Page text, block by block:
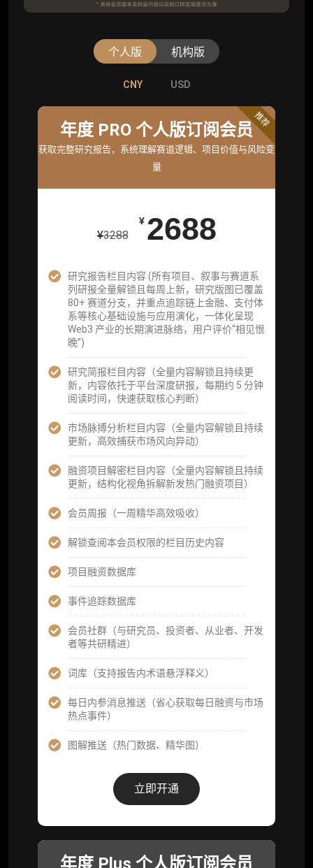
个人版 机构版
CNY USD
年度 PRO 个人版订阅会员
获取完整研究报告，系统理解赛道逻辑、项目价值与风险变
量
¥3288
¥ 2688
研究报告栏目内容 (所有项目、叙事与赛道系
列研报全量解锁且每周上新，研究版图已覆盖
80+ 赛道分支，并重点追踪链上金融、支付体
系等核心基础设施与应用演化，一体化呈现
Web3 产业的长期演进脉络，用户评价“相见恨
晚”)
研究简报栏目内容（全量内容解锁且持续更
新，内容依托于平台深度研报，每期约 5 分钟
阅读时间，快速获取核心判断）
市场脉搏分析栏目内容（全量内容解锁且持续
更新，高效捕获市场风向异动）
融资项目解密栏目内容（全量内容解锁且持续
更新，结构化视角拆解新发热门融资项目）
会员周报（一周精华高效吸收）
解锁查阅本会员权限的栏目历史内容
项目融资数据库
事件追踪数据库
会员社群（与研究员、投资者、从业者、开发
者等共研精进）
词库（支持报告内术语悬浮释义）
每日内参消息推送（省心获取每日融资与市场
热点事件）
图解推送（热门数据、精华图）
立即开通
推荐
年度 Plus 个人版订阅会员
CNY USD
机构标准年度服务会员
获取机构级研究与基础服务
26800
服)
机构增强研究包（在每期研报基础上，进一步
提供一页纸格局图、机构视角附录、结构化数
据集与定向持续追踪数据库，将研报内容沉淀
为可复用、可复核、可持续追踪的机构级研究
资产）
定制化研究服务（1次，课题/选题经审核通过
后，由业内享有盛誉的研究团队为你开展专项
研究，并交付一份完整研究报告）
重点研究方向前瞻栏目（获取重点赛道、项目
及研究方向预告，提前了解核心观察变量与后
续研究计划）
提前获取研报权（ 3 次，官方发布研报预告后
可根据请求领先市场以提前解锁）
分析师 1 对 1 沟通（1 小时，话题需审核）
分析师专属答疑服务（3 次提问，话题需审
淀内容）​
研精进）
可下载报告 PDF 版（12 次/年）
供，2次/年)
列研报全量解锁且每周上新，研究版图已覆盖
80+ 赛道分支，并重点追踪链上金融、支付体
系等核心基础设施与应用演化，一体化呈现
研究简报栏目内容（内容依托于研报，快速获
标准版